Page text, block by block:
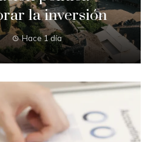
la inversión
Hace 1 día